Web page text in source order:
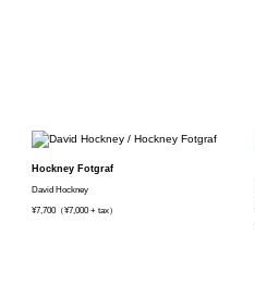
Hockney Fotgraf
David Hockney
¥7,700（¥7,000 + tax）